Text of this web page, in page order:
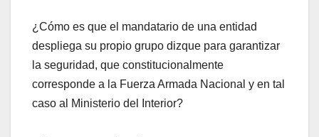
¿Cómo es que el mandatario de una entidad
despliega su propio grupo dizque para garantizar
la seguridad, que constitucionalmente
corresponde a la Fuerza Armada Nacional y en tal
caso al Ministerio del Interior?